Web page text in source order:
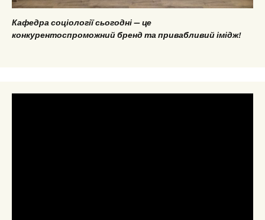
Кафедра соціології сьогодні — це
конкурентоспроможний бренд та привабливий імідж!